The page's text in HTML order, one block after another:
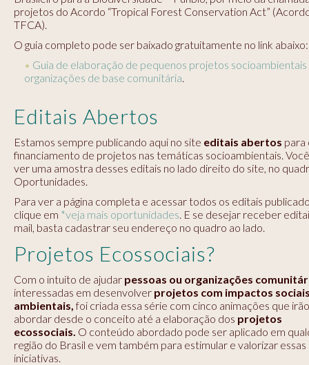
projetos do Acordo “Tropical Forest Conservation Act”
TFCA).
O guia completo pode ser baixado gratuitamente no link abaixo:
Guia de elaboração de pequenos projetos
organizações de base comunitária.
Editais Abertos
Estamos sempre publicando aqui no site editais abertos para
financiamento de projetos nas temáticas socioambientais.
ver uma amostra desses editais no lado direito do site, no
Oportunidades.
Para ver a página completa e acessar todos os editais
clique em *veja mais oportunidades. E se desejar receber
mail, basta cadastrar seu endereço no quadro ao lado.
Projetos Ecossociais?
Com o intuito de ajudar pessoas ou organizações
interessadas em desenvolver projetos com impactos
ambientais,foi criada essa série com cinco animações que irão
abordar desde o conceito até a elaboração dos projetos
ecossociais. O conteúdo abordado pode ser aplicado em
região do Brasil e vem também para estimular e valorizar essas
iniciativas.